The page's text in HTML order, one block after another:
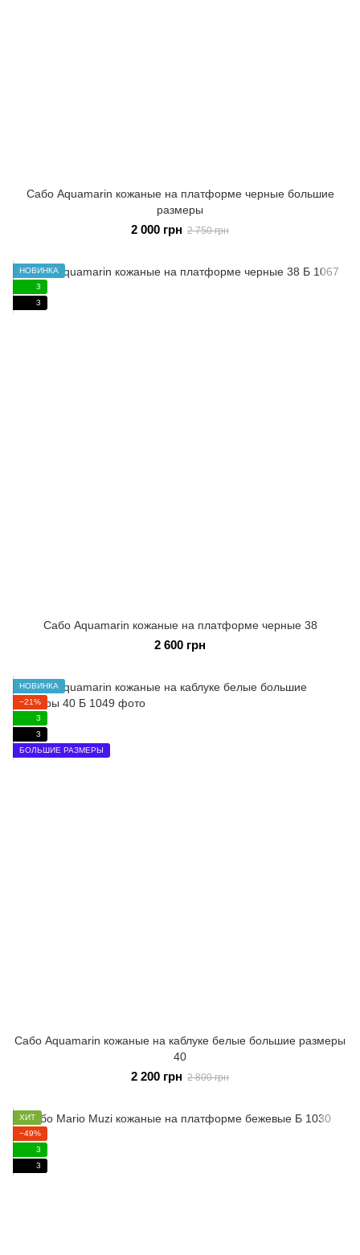
Сабо Aquamarin кожаные на платформе черные большие
размеры
2 000 грн 2 750 грн
НОВИНКА
3
3
Сабо Aquamarin кожаные на платформе черные 38
2 600 грн
НОВИНКА
−21%
3
3
БОЛЬШИЕ РАЗМЕРЫ
Сабо Aquamarin кожаные на каблуке белые большие размеры
40
2 200 грн 2 800 грн
ХИТ
−49%
3
3